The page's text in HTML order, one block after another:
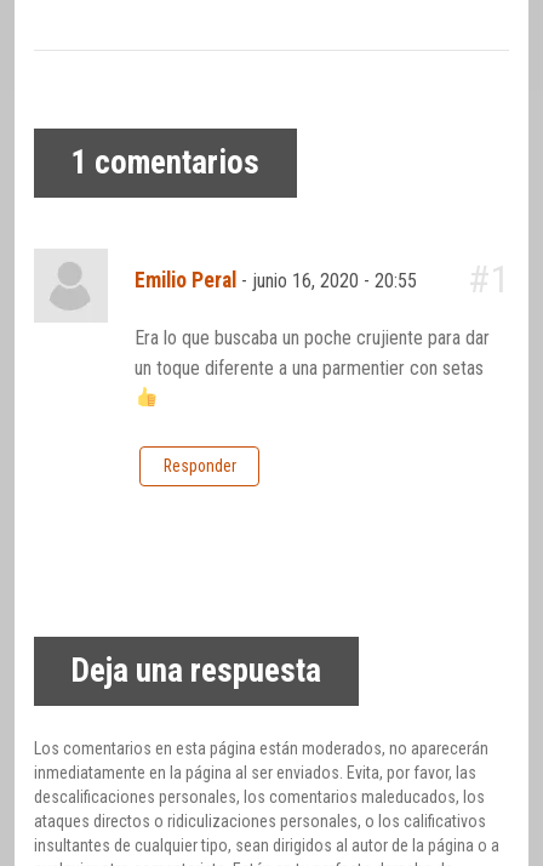
1 comentarios
Emilio Peral - junio 16, 2020 - 20:55 #1
Era lo que buscaba un poche crujiente para dar
un toque diferente a una parmentier con setas
Responder
Deja una respuesta
Los comentarios en esta página están moderados, no aparecerán
inmediatamente en la página al ser enviados. Evita, por favor, las
descalificaciones personales, los comentarios maleducados, los
ataques directos o ridiculizaciones personales, o los calificativos
insultantes de cualquier tipo, sean dirigidos al autor de la página o a